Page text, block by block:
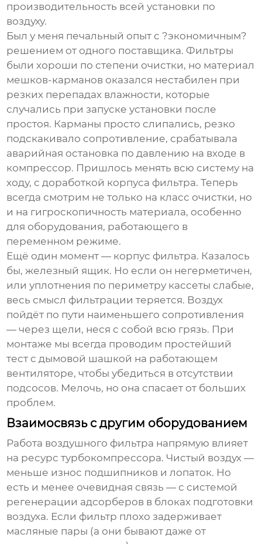
производительность всей установки по
воздуху.
Был у меня печальный опыт с ?экономичным?
решением от одного поставщика. Фильтры
были хороши по степени очистки, но материал
мешков-карманов оказался нестабилен при
резких перепадах влажности, которые
случались при запуске установки после
простоя. Карманы просто слипались, резко
подскакивало сопротивление, срабатывала
аварийная остановка по давлению на входе в
компрессор. Пришлось менять всю систему на
ходу, с доработкой корпуса фильтра. Теперь
всегда смотрим не только на класс очистки, но
и на гигроскопичность материала, особенно
для оборудования, работающего в
переменном режиме.
Ещё один момент — корпус фильтра. Казалось
бы, железный ящик. Но если он негерметичен,
или уплотнения по периметру кассеты слабые,
весь смысл фильтрации теряется. Воздух
пойдёт по пути наименьшего сопротивления
— через щели, неся с собой всю грязь. При
монтаже мы всегда проводим простейший
тест с дымовой шашкой на работающем
вентиляторе, чтобы убедиться в отсутствии
подсосов. Мелочь, но она спасает от больших
проблем.
Взаимосвязь с другим оборудованием
Работа воздушного фильтра напрямую влияет
на ресурс турбокомпрессора. Чистый воздух —
меньше износ подшипников и лопаток. Но
есть и менее очевидная связь — с системой
регенерации адсорберов в блоках подготовки
воздуха. Если фильтр плохо задерживает
масляные пары (а они бывают даже от